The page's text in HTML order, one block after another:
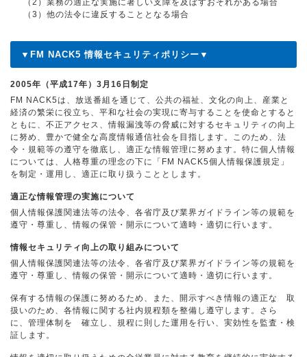
（2）業務の適正な実施に著しい支障を及ぼすおそれがある場合
（3）他の法令に違反することとなる場合
▼FM NACK5 情報セキュリティポリシー▼
2005年（平成17年）3月16日制定
FM NACK5は、放送番組を通じて、公共の福祉、文化の向上、産業と
経済の繁栄に役立ち、平和な社会の実現に寄与することを使命とすると
ともに、不正アクセス、情報漏洩等の脅威に対するセキュリティの向上
に努め、豊かで健全な高度情報通信社会を目指します。このため、法
令・規範等の遵守を徹底し、適正な情報管理に努めます。特に個人情報
については、人格尊重の理念の下に「FM NACK5個人情報保護規定」
を制定・運用し、適正に取り扱うこととします。
適正な情報管理の実施について
個人情報保護関連法等の法令、各省庁及び業界ガイドライン等の規範を
遵守・尊重し、情報の保管・開示について適時・適切に行います。
情報セキュリティ向上の取り組みについて
個人情報保護関連法等の法令、各省庁及び業界ガイドライン等の規範を
遵守・尊重し、情報の保管・開示について適時・適切に行います。
保有する情報の保護に努めるため、また、開示すべき情報の適正な 取
扱いのため、各情報に関する社内規程類を整備し遵守します。さら
に、管理体制を 確立し、規程に則した運用を行い、実効性を監査・検
証します。